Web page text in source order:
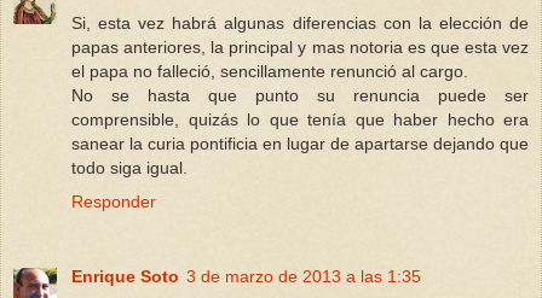
Si, esta vez habrá algunas diferencias con la elección de
papas anteriores, la principal y mas notoria es que esta vez
el papa no falleció, sencillamente renunció al cargo.
No se hasta que punto su renuncia puede ser
comprensible, quizás lo que tenía que haber hecho era
sanear la curia pontificia en lugar de apartarse dejando que
todo siga igual.
Responder
Enrique Soto 3 de marzo de 2013 a las 1:35